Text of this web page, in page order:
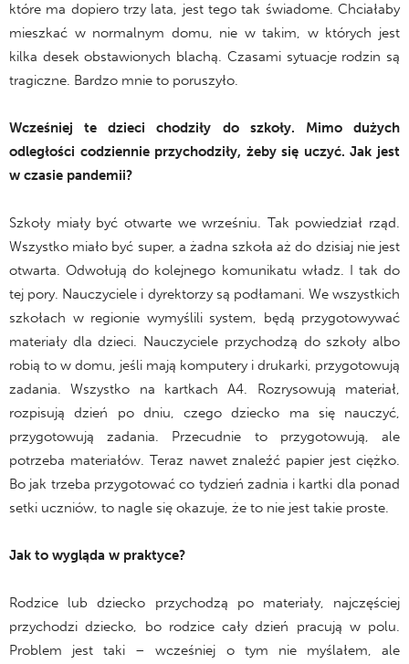
które ma dopiero trzy lata, jest tego tak świadome. Chciałaby
mieszkać w normalnym domu, nie w takim, w których jest
kilka desek obstawionych blachą. Czasami sytuacje rodzin są
tragiczne. Bardzo mnie to poruszyło.
Wcześniej te dzieci chodziły do szkoły. Mimo dużych
odległości codziennie przychodziły, żeby się uczyć. Jak jest
w czasie pandemii?
Szkoły miały być otwarte we wrześniu. Tak powiedział rząd.
Wszystko miało być super, a żadna szkoła aż do dzisiaj nie jest
otwarta. Odwołują do kolejnego komunikatu władz. I tak do
tej pory. Nauczyciele i dyrektorzy są podłamani. We wszystkich
szkołach w regionie wymyślili system, będą przygotowywać
materiały dla dzieci. Nauczyciele przychodzą do szkoły albo
robią to w domu, jeśli mają komputery i drukarki, przygotowują
zadania. Wszystko na kartkach A4. Rozrysowują materiał,
rozpisują dzień po dniu, czego dziecko ma się nauczyć,
przygotowują zadania. Przecudnie to przygotowują, ale
potrzeba materiałów. Teraz nawet znaleźć papier jest ciężko.
Bo jak trzeba przygotować co tydzień zadnia i kartki dla ponad
setki uczniów, to nagle się okazuje, że to nie jest takie proste.
Jak to wygląda w praktyce?
Rodzice lub dziecko przychodzą po materiały, najczęściej
przychodzi dziecko, bo rodzice cały dzień pracują w polu.
Problem jest taki – wcześniej o tym nie myślałem, ale